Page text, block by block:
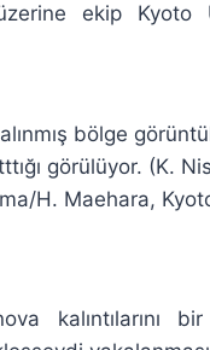
ekip Kyoto
bölge
görülüyor. (K.
H. Maehara,
kalıntılarını